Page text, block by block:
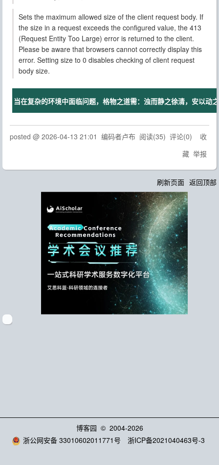
Sets the maximum allowed size of the client request body. If
the size in a request exceeds the configured value, the 413
(Request Entity Too Large) error is returned to the client.
Please be aware that browsers cannot correctly display this
error. Setting size to 0 disables checking of client request
body size.
当在复杂的环境中面临问题，格物之道需：浊而静之徐清，安以动
posted @ 2026-04-13 21:01 编码者卢布 阅读(35) 评论(0) 收
藏 举报
刷新页面 返回顶部
博客园 © 2004-2026
浙公网安备 33010602011771号
浙ICP备2021040463号-3